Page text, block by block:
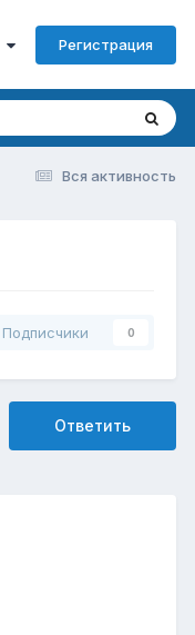
Регистрация
Вся активность
Подписчики 0
Ответить